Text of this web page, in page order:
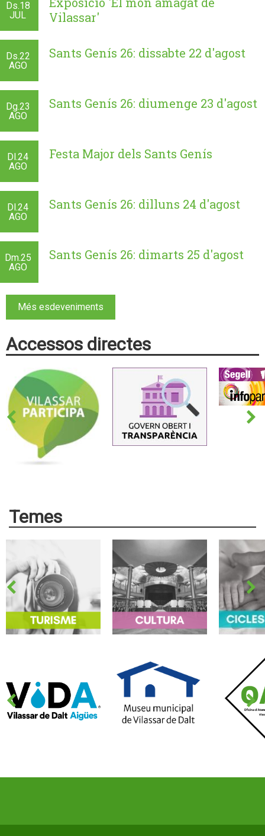
Ds.18
JUL
Vilassar'
Ds.22
AGO
Sants Genís 26: dissabte 22 d'agost
Dg.23
AGO
Sants Genís 26: diumenge 23 d'agost
Dl.24
AGO
Festa Major dels Sants Genís
Dl.24
AGO
Sants Genís 26: dilluns 24 d'agost
Dm.25
AGO
Sants Genís 26: dimarts 25 d'agost
Més esdeveniments
Accessos directes
Temes